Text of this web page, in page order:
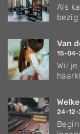
Als
Van
15-04-
Wil
24-12-